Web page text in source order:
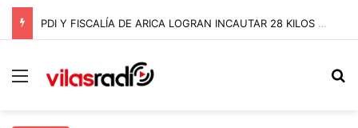
PDI Y FISCALÍA DE ARICA LOGRAN INCAUTAR 28 KILOS DE MARIHUANA OCULTOS EN UN CAMIÓN DE ALTO TONELAJE EN CHUNGARÁ
Menú